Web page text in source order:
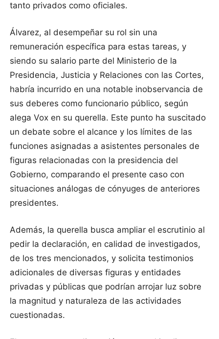
tanto privados como oficiales.
Álvarez, al desempeñar su rol sin una
remuneración específica para estas tareas, y
siendo su salario parte del Ministerio de la
Presidencia, Justicia y Relaciones con las Cortes,
habría incurrido en una notable inobservancia de
sus deberes como funcionario público, según
alega Vox en su querella. Este punto ha suscitado
un debate sobre el alcance y los límites de las
funciones asignadas a asistentes personales de
figuras relacionadas con la presidencia del
Gobierno, comparando el presente caso con
situaciones análogas de cónyuges de anteriores
presidentes.
Además, la querella busca ampliar el escrutinio al
pedir la declaración, en calidad de investigados,
de los tres mencionados, y solicita testimonios
adicionales de diversas figuras y entidades
privadas y públicas que podrían arrojar luz sobre
la magnitud y naturaleza de las actividades
cuestionadas.